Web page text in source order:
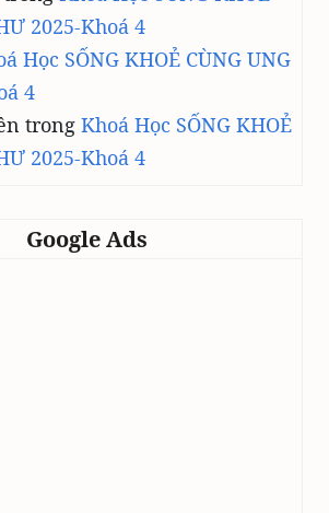
2025-Khoá 4
Học SỐNG KHOẺ CÙNG UNG
4
trong Khoá Học SỐNG KHOẺ
2025-Khoá 4
Google Ads